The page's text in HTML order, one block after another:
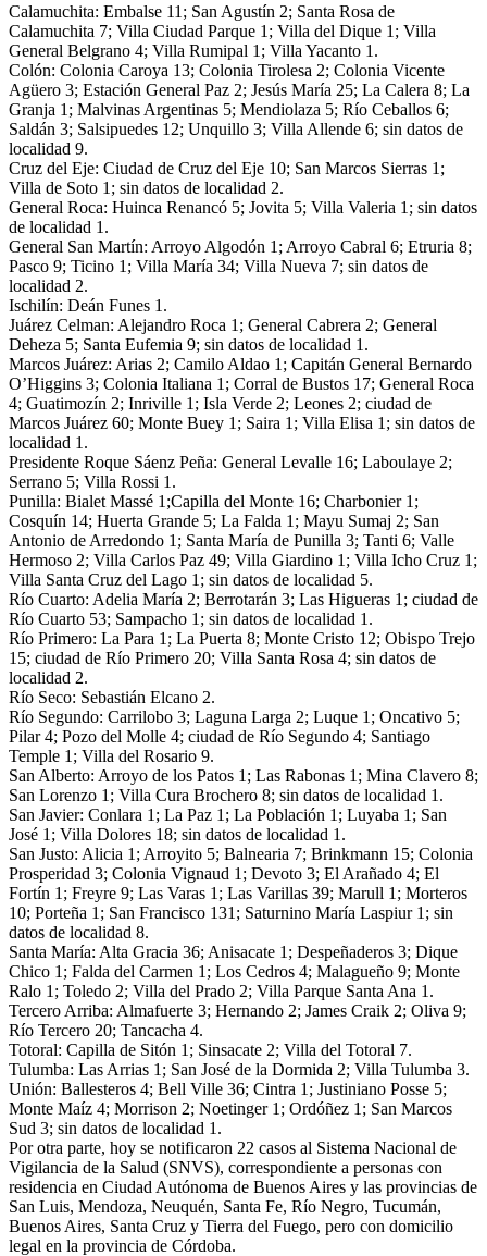
Calamuchita: Embalse 11; San Agustín 2; Santa Rosa de
Calamuchita 7; Villa Ciudad Parque 1; Villa del Dique 1; Villa
General Belgrano 4; Villa Rumipal 1; Villa Yacanto 1.
Colón: Colonia Caroya 13; Colonia Tirolesa 2; Colonia Vicente
Agüero 3; Estación General Paz 2; Jesús María 25; La Calera 8; La
Granja 1; Malvinas Argentinas 5; Mendiolaza 5; Río Ceballos 6;
Saldán 3; Salsipuedes 12; Unquillo 3; Villa Allende 6; sin datos de
localidad 9.
Cruz del Eje: Ciudad de Cruz del Eje 10; San Marcos Sierras 1;
Villa de Soto 1; sin datos de localidad 2.
General Roca: Huinca Renancó 5; Jovita 5; Villa Valeria 1; sin datos
de localidad 1.
General San Martín: Arroyo Algodón 1; Arroyo Cabral 6; Etruria 8;
Pasco 9; Ticino 1; Villa María 34; Villa Nueva 7; sin datos de
localidad 2.
Ischilín: Deán Funes 1.
Juárez Celman: Alejandro Roca 1; General Cabrera 2; General
Deheza 5; Santa Eufemia 9; sin datos de localidad 1.
Marcos Juárez: Arias 2; Camilo Aldao 1; Capitán General Bernardo
O’Higgins 3; Colonia Italiana 1; Corral de Bustos 17; General Roca
4; Guatimozín 2; Inriville 1; Isla Verde 2; Leones 2; ciudad de
Marcos Juárez 60; Monte Buey 1; Saira 1; Villa Elisa 1; sin datos de
localidad 1.
Presidente Roque Sáenz Peña: General Levalle 16; Laboulaye 2;
Serrano 5; Villa Rossi 1.
Punilla: Bialet Massé 1;Capilla del Monte 16; Charbonier 1;
Cosquín 14; Huerta Grande 5; La Falda 1; Mayu Sumaj 2; San
Antonio de Arredondo 1; Santa María de Punilla 3; Tanti 6; Valle
Hermoso 2; Villa Carlos Paz 49; Villa Giardino 1; Villa Icho Cruz 1;
Villa Santa Cruz del Lago 1; sin datos de localidad 5.
Río Cuarto: Adelia María 2; Berrotarán 3; Las Higueras 1; ciudad de
Río Cuarto 53; Sampacho 1; sin datos de localidad 1.
Río Primero: La Para 1; La Puerta 8; Monte Cristo 12; Obispo Trejo
15; ciudad de Río Primero 20; Villa Santa Rosa 4; sin datos de
localidad 2.
Río Seco: Sebastián Elcano 2.
Río Segundo: Carrilobo 3; Laguna Larga 2; Luque 1; Oncativo 5;
Pilar 4; Pozo del Molle 4; ciudad de Río Segundo 4; Santiago
Temple 1; Villa del Rosario 9.
San Alberto: Arroyo de los Patos 1; Las Rabonas 1; Mina Clavero 8;
San Lorenzo 1; Villa Cura Brochero 8; sin datos de localidad 1.
San Javier: Conlara 1; La Paz 1; La Población 1; Luyaba 1; San
José 1; Villa Dolores 18; sin datos de localidad 1.
San Justo: Alicia 1; Arroyito 5; Balnearia 7; Brinkmann 15; Colonia
Prosperidad 3; Colonia Vignaud 1; Devoto 3; El Arañado 4; El
Fortín 1; Freyre 9; Las Varas 1; Las Varillas 39; Marull 1; Morteros
10; Porteña 1; San Francisco 131; Saturnino María Laspiur 1; sin
datos de localidad 8.
Santa María: Alta Gracia 36; Anisacate 1; Despeñaderos 3; Dique
Chico 1; Falda del Carmen 1; Los Cedros 4; Malagueño 9; Monte
Ralo 1; Toledo 2; Villa del Prado 2; Villa Parque Santa Ana 1.
Tercero Arriba: Almafuerte 3; Hernando 2; James Craik 2; Oliva 9;
Río Tercero 20; Tancacha 4.
Totoral: Capilla de Sitón 1; Sinsacate 2; Villa del Totoral 7.
Tulumba: Las Arrias 1; San José de la Dormida 2; Villa Tulumba 3.
Unión: Ballesteros 4; Bell Ville 36; Cintra 1; Justiniano Posse 5;
Monte Maíz 4; Morrison 2; Noetinger 1; Ordóñez 1; San Marcos
Sud 3; sin datos de localidad 1.
Por otra parte, hoy se notificaron 22 casos al Sistema Nacional de
Vigilancia de la Salud (SNVS), correspondiente a personas con
residencia en Ciudad Autónoma de Buenos Aires y las provincias de
San Luis, Mendoza, Neuquén, Santa Fe, Río Negro, Tucumán,
Buenos Aires, Santa Cruz y Tierra del Fuego, pero con domicilio
legal en la provincia de Córdoba.